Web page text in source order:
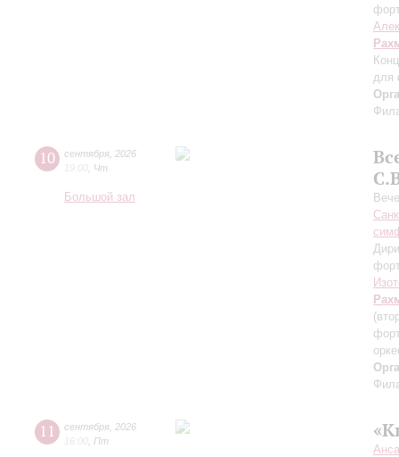
для
10 сентября 2026
19:00 Чт
Большой зал
11 сентября 2026
16:00 Пт